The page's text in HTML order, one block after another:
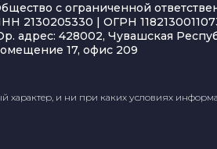
с ограниченной
2130205330 | ОГРН
адрес: 428002, Чувашская
17, офис 209
и ни при каких условиях